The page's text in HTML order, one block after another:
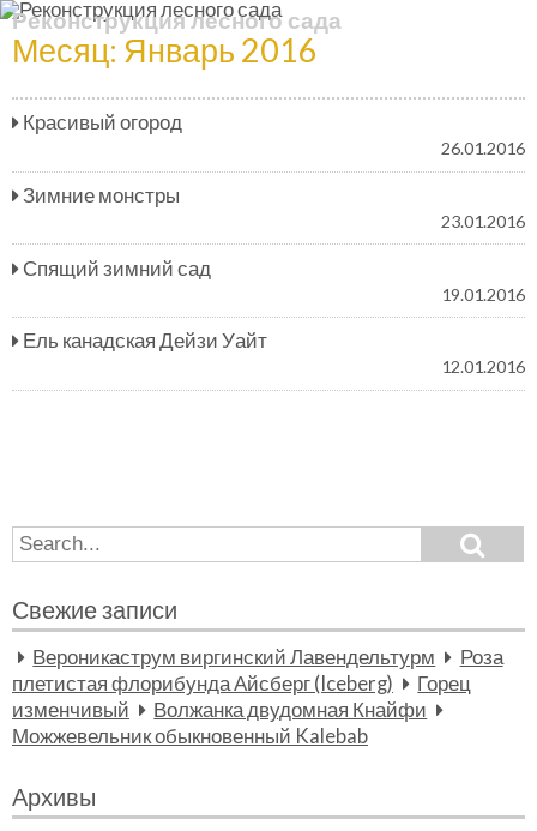
Реконструкция лесного сада
Месяц: Январь 2016
Красивый огород
26.01.2016
Зимние монстры
23.01.2016
Спящий зимний сад
19.01.2016
Ель канадская Дейзи Уайт
12.01.2016
Search
for:
Свежие записи
Вероникаструм виргинский Лавендельтурм
Роза
плетистая флорибунда Айсберг (Iceberg)
Горец
изменчивый
Волжанка двудомная Кнайфи
Можжевельник обыкновенный Kalebab
Архивы